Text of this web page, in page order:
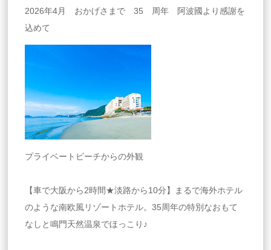
2026年4月 おかげさまで 35 周年 阿波國より感謝を
込めて
プライベートビーチからの外観
【車で大阪から2時間★淡路から10分】まるで海外ホテル
のような南欧風リゾートホテル。35周年の特別なおもて
なしと鳴門天然温泉でほっこり♪